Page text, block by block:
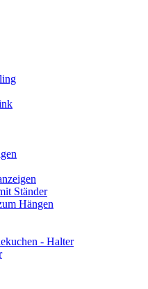
Ständer
Hängen
- Halter